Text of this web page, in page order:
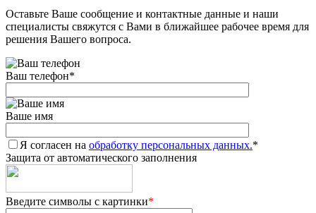
Оставьте Ваше сообщение и контактные данные и наши
специалисты свяжутся с Вами в ближайшее рабочее время для
решения Вашего вопроса.
Ваш телефон*
Ваше имя
Я согласен на обработку персональных данных.*
Защита от автоматического заполнения
Введите символы с картинки*